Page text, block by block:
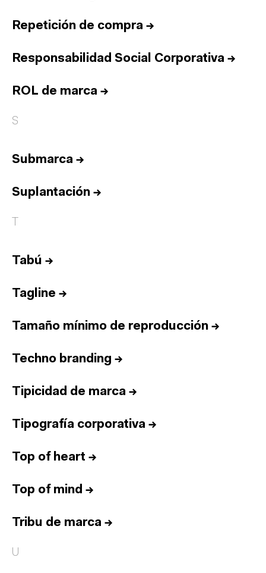
Repetición de compra →
Responsabilidad Social Corporativa →
ROL de marca →
S
Submarca →
Suplantación →
T
Tabú →
Tagline →
Tamaño mínimo de reproducción →
Techno branding →
Tipicidad de marca →
Tipografía corporativa →
Top of heart →
Top of mind →
Tribu de marca →
U